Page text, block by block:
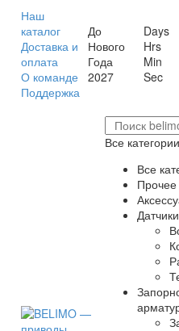
Наш
каталог
Доставка и
оплата
О команде
Поддержка
До
Нового
Года
2027
Days
Hrs
Min
Sec
Все категории
Все
Прочее
Датчики